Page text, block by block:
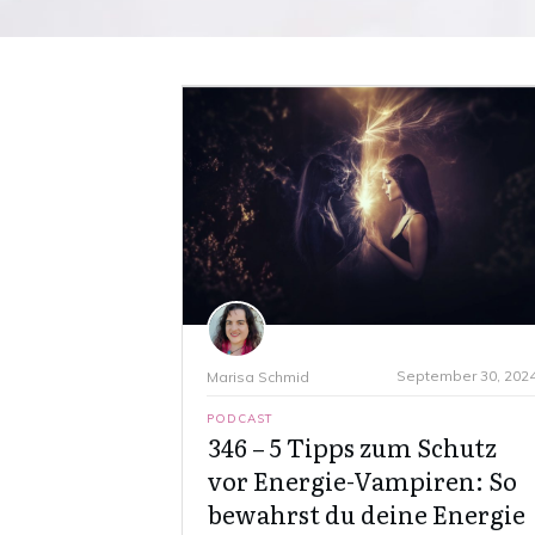
Marisa Schmid September 30,
PODCAST
346 – 5 Tipps zum Schutz
vor Energie-Vampiren: So
bewahrst du deine Energie